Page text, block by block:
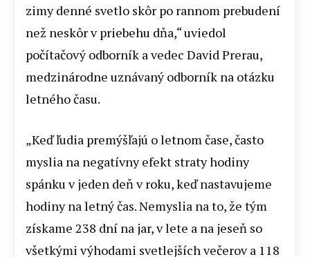
zimy denné svetlo skôr po rannom prebudení
než neskôr v priebehu dňa,“ uviedol
počítačový odborník a vedec David Prerau,
medzinárodne uznávaný odborník na otázku
letného času.
„Keď ľudia premýšľajú o letnom čase, často
myslia na negatívny efekt straty hodiny
spánku v jeden deň v roku, keď nastavujeme
hodiny na letný čas. Nemyslia na to, že tým
získame 238 dní na jar, v lete a na jeseň so
všetkými výhodami svetlejších večerov a 118